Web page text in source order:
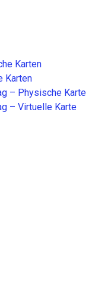
d
n
Karten
Karten
– Physische Karte
– Virtuelle Karte